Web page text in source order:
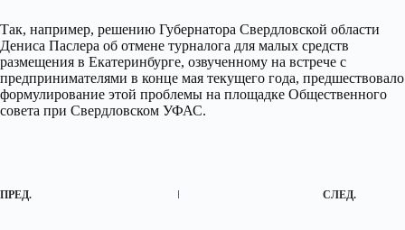
Так, например, решению Губернатора Свердловской области
Дениса Паслера об отмене турналога для малых средств
размещения в Екатеринбурге, озвученному на встрече с
предпринимателями в конце мая текущего года, предшествовало
формулирование этой проблемы на площадке Общественного
совета при Свердловском УФАС.
ПРЕД. СЛЕД.